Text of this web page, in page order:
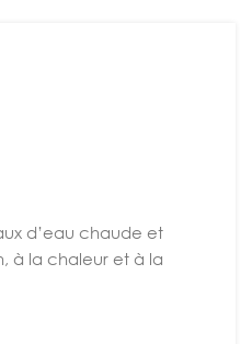
d’eau chaude et
à la chaleur et à la